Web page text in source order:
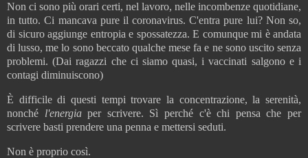
Non ci sono più orari certi, nel lavoro, nelle incombenze quotidiane,
in tutto. Ci mancava pure il coronavirus. C'entra pure lui? Non so,
di sicuro aggiunge entropia e spossatezza. E comunque mi è andata
di lusso, me lo sono beccato qualche mese fa e ne sono uscito senza
problemi. (Dai ragazzi che ci siamo quasi, i vaccinati salgono e i
contagi diminuiscono)
È difficile di questi tempi trovare la concentrazione, la serenità,
nonché l'energiaper scrivere. Sì perché c'è chi pensa che per
scrivere basti prendere una penna e mettersi seduti.
Non è proprio così.